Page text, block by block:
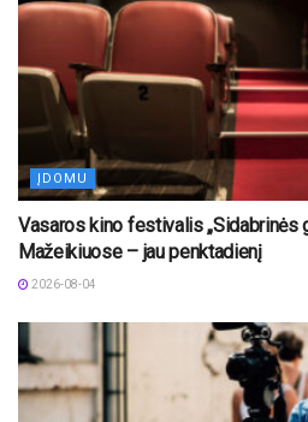
ĮDOMU
Vasaros kino festivalis „Sidabrinės
Mažeikiuose – jau penktadienį
2026-08-04